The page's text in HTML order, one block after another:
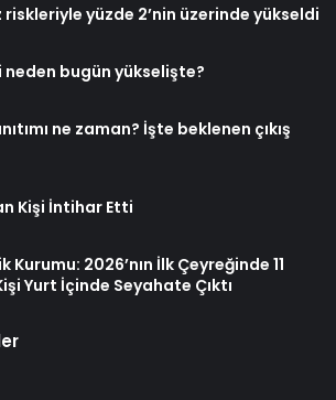
riskleriyle yüzde 2’nin üzerinde yükseldi
bugün yükselişte?
ne zaman? İşte beklenen çıkış
Kişi İntihar Etti
2026’nın İlk Çeyreğinde 11
Yurt İçinde Seyahate Çıktı